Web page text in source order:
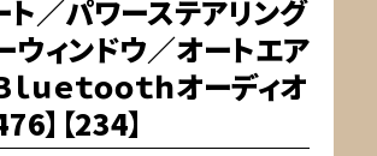
ト／パワーステアリング
ウィンドウ／オートエア
ｕｅｔｏｏｔｈオーディオ
】【234】